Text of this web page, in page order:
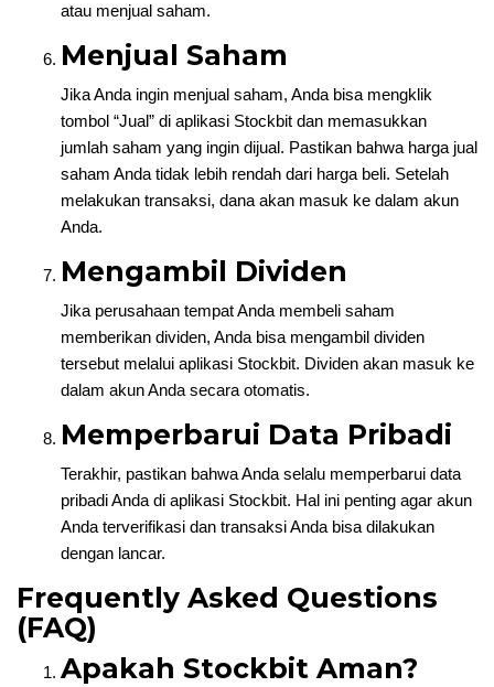
atau menjual saham.
Menjual Saham
Jika Anda ingin menjual saham, Anda bisa mengklik
tombol “Jual” di aplikasi Stockbit dan memasukkan
jumlah saham yang ingin dijual. Pastikan bahwa harga jual
saham Anda tidak lebih rendah dari harga beli. Setelah
melakukan transaksi, dana akan masuk ke dalam akun
Anda.
Mengambil Dividen
Jika perusahaan tempat Anda membeli saham
memberikan dividen, Anda bisa mengambil dividen
tersebut melalui aplikasi Stockbit. Dividen akan masuk ke
dalam akun Anda secara otomatis.
Memperbarui Data Pribadi
Terakhir, pastikan bahwa Anda selalu memperbarui data
pribadi Anda di aplikasi Stockbit. Hal ini penting agar akun
Anda terverifikasi dan transaksi Anda bisa dilakukan
dengan lancar.
Frequently Asked Questions
(FAQ)
Apakah Stockbit Aman?